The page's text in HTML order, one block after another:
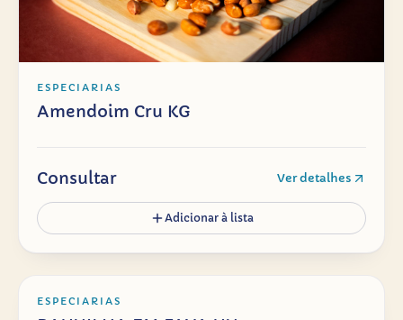
ESPECIARIAS
Amendoim Cru KG
Consultar Ver detalhes
Adicionar à lista
ESPECIARIAS